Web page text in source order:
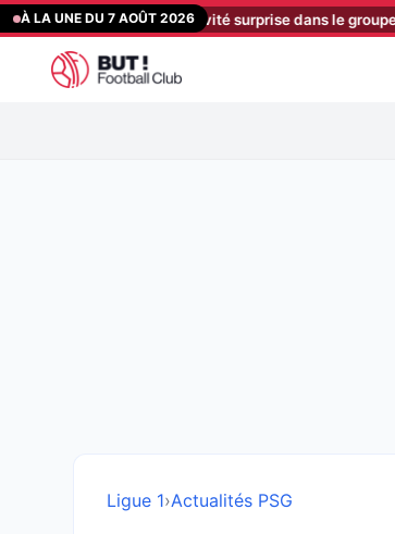
Aller
au
contenu
À LA UNE DU 7 AOÛT 2026
absents et un invité surprise dans le groupe face au
Ligue 1›Actualités PSG